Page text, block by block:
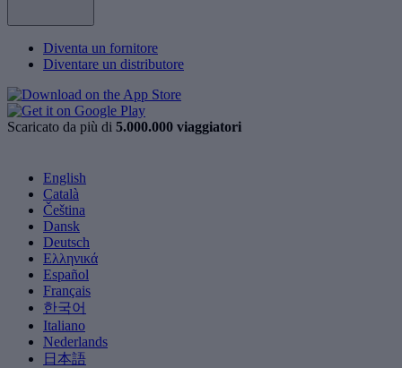
Diventa un fornitore
Diventare un distributore
Scaricato da più di 5.000.000 viaggiatori
English
Català
Čeština
Dansk
Deutsch
Ελληνικά
Español
Français
한국어
Italiano
Nederlands
日本語